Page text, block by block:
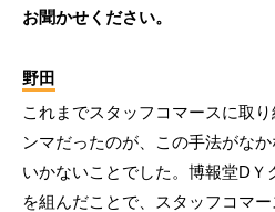
お聞かせください。
野田
これまでスタッフコマースに取
ンマだったのが、この手法がな
いかないことでした。博報堂D
を組んだことで、スタッフコマ